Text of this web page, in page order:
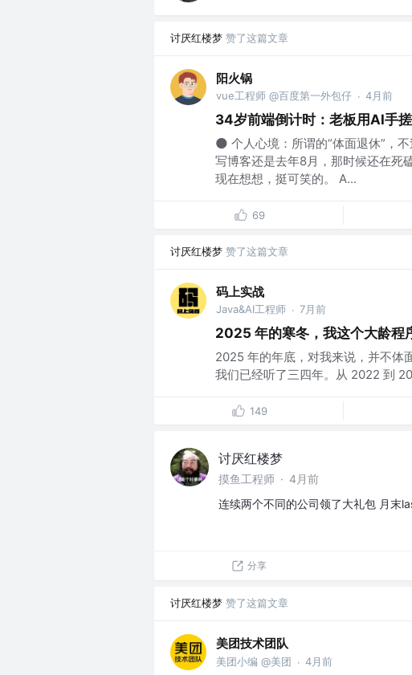
讨厌红楼梦 赞了这篇文章
阳火锅
vue工程师 @百度第一外包仔 · 4月前
34岁前端倒计时：老板用AI手
🌑 个人心境：所谓的“体面退休”，
写博客还是去年8月，那时候还在死
现在想想，挺可笑的。 A...
69
讨厌红楼梦 赞了这篇文章
码上实战
Java&AI工程师 · 7月前
2025 年的寒冬，我这个大龄程
2025 年的年底，对我来说，并不体
我们已经听了三四年。从 2022 到
149
讨厌红楼梦
摸鱼工程师 · 4月前
连续两个不同的公司领了大礼包 月末
分享
讨厌红楼梦 赞了这篇文章
美团技术团队
美团小编 @美团 · 4月前